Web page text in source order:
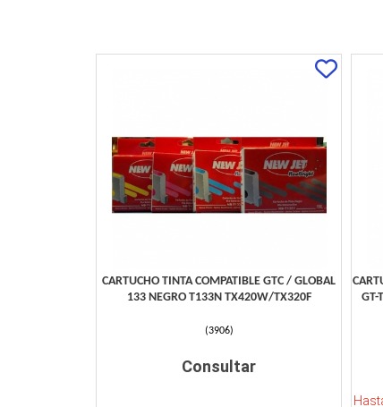
CARTUCHO TINTA COMPATIBLE GTC / GLOBAL
133 NEGRO T133N TX420W/TX320F
(3906)
Consultar
GT-